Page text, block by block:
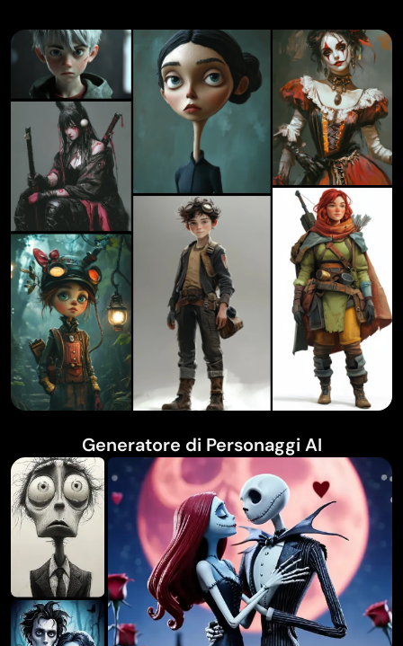
Generatore di Personaggi AI